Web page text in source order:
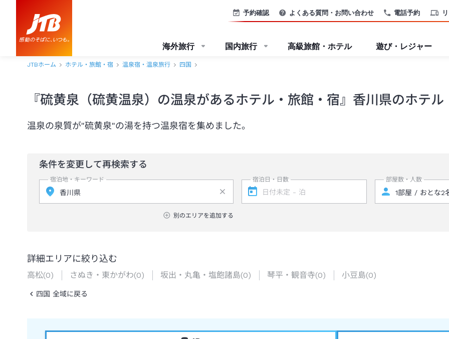
電話予約
予約確認 よくある質問・お問い合わせ
海外旅行 国内旅行 高級旅館・ホテル 遊び・レジャー
JTBホーム ホテル・旅館・宿 温泉宿・温泉旅行 四国
『硫黄泉（硫黄温泉）の温泉があるホテル・旅館・宿』香川県のホテ
温泉の泉質が"硫黄泉"の湯を持つ温泉宿を集めました。
条件を変更して再検索する
宿泊地・キーワード
別のエリアを追加する
宿泊日・日数 部屋数・人数
詳細エリアに絞り込む
高松(0) さぬき・東かがわ(0) 坂出・丸亀・塩飽諸島(0) 琴平・観音寺(0) 小豆島(0)
四国 全域に戻る